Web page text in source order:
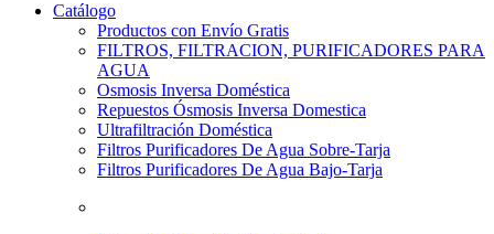
Catálogo
Productos con Envío Gratis
FILTROS, FILTRACION, PURIFICADORES PARA
AGUA
Osmosis Inversa Doméstica
Repuestos Ósmosis Inversa Domestica
Ultrafiltración Doméstica
Filtros Purificadores De Agua Sobre-Tarja
Filtros Purificadores De Agua Bajo-Tarja